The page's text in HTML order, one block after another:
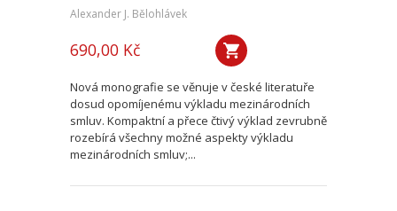
Alexander J. Bělohlávek
690,00 Kč
Nová monografie se věnuje v české literatuře
dosud opomíjenému výkladu mezinárodních
smluv. Kompaktní a přece čtivý výklad zevrubně
rozebírá všechny možné aspekty výkladu
mezinárodních smluv;...